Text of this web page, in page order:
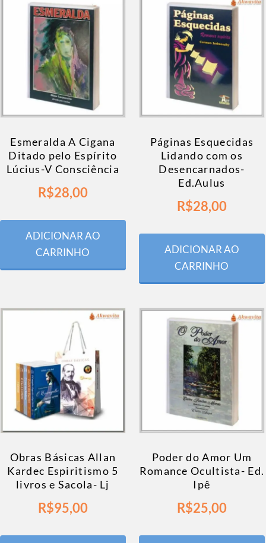
Esmeralda A Cigana
Ditado pelo Espírito
Lúcius-V Consciência
R$28,00
ADICIONAR AO
CARRINHO
Páginas Esquecidas
Lidando com os
Desencarnados-
Ed.Aulus
R$28,00
ADICIONAR AO
CARRINHO
Obras Básicas Allan
Kardec Espiritismo 5
livros e Sacola- Lj
R$95,00
Poder do Amor Um
Romance Ocultista- Ed.
Ipê
R$25,00